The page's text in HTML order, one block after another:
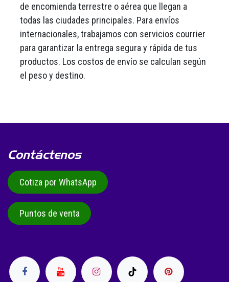
de encomienda terrestre o aérea que llegan a
todas las ciudades principales. Para envíos
internacionales, trabajamos con servicios courrier
para garantizar la entrega segura y rápida de tus
productos. Los costos de envío se calculan según
el peso y destino.
Contáctenos
Cotiza por WhatsApp
Puntos de venta